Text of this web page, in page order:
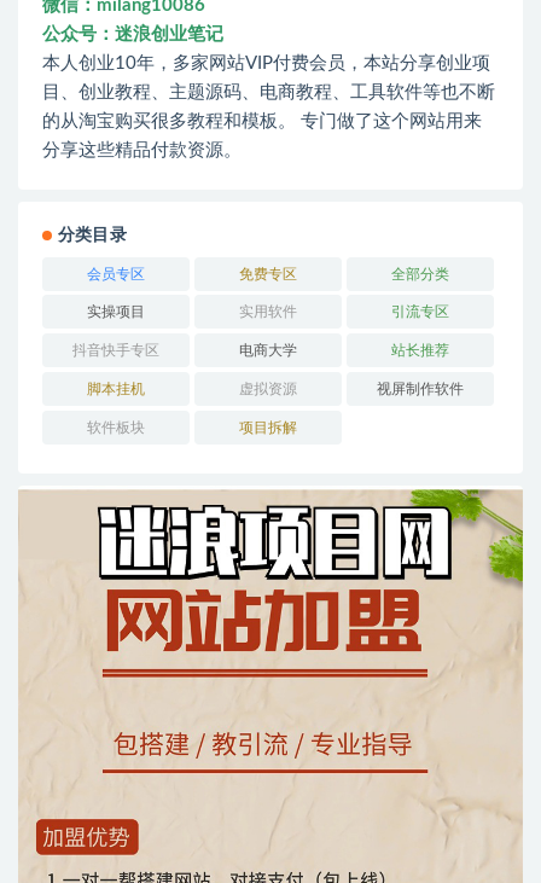
微信：milang10086
公众号：迷浪创业笔记
本人创业10年，多家网站VIP付费会员，本站分享创业项
目、创业教程、主题源码、电商教程、工具软件等也不断
的从淘宝购买很多教程和模板。 专门做了这个网站用来
分享这些精品付款资源。
分类目录
会员专区 免费专区 全部分类
实操项目 实用软件 引流专区
抖音快手专区 电商大学 站长推荐
脚本挂机 虚拟资源 视屏制作软件
软件板块 项目拆解